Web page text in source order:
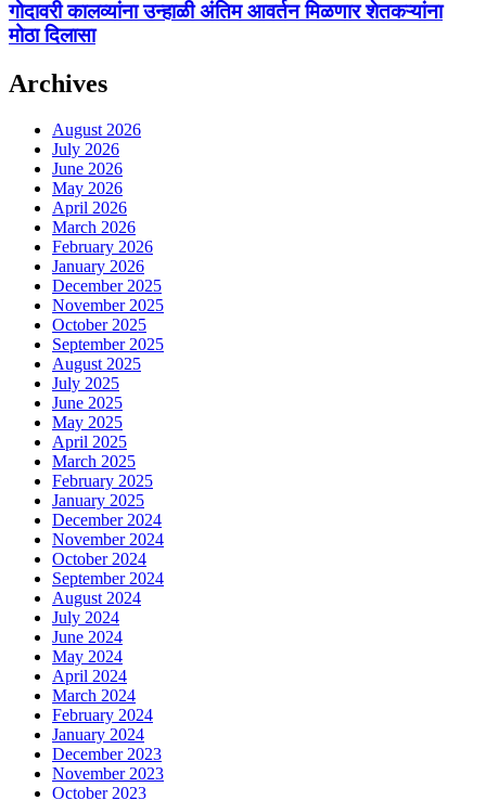
गोदावरी कालव्यांना उन्हाळी अंतिम आवर्तन मिळणार शेतकऱ्यांना
मोठा दिलासा
Archives
August 2026
July 2026
June 2026
May 2026
April 2026
March 2026
February 2026
January 2026
December 2025
November 2025
October 2025
September 2025
August 2025
July 2025
June 2025
May 2025
April 2025
March 2025
February 2025
January 2025
December 2024
November 2024
October 2024
September 2024
August 2024
July 2024
June 2024
May 2024
April 2024
March 2024
February 2024
January 2024
December 2023
November 2023
October 2023